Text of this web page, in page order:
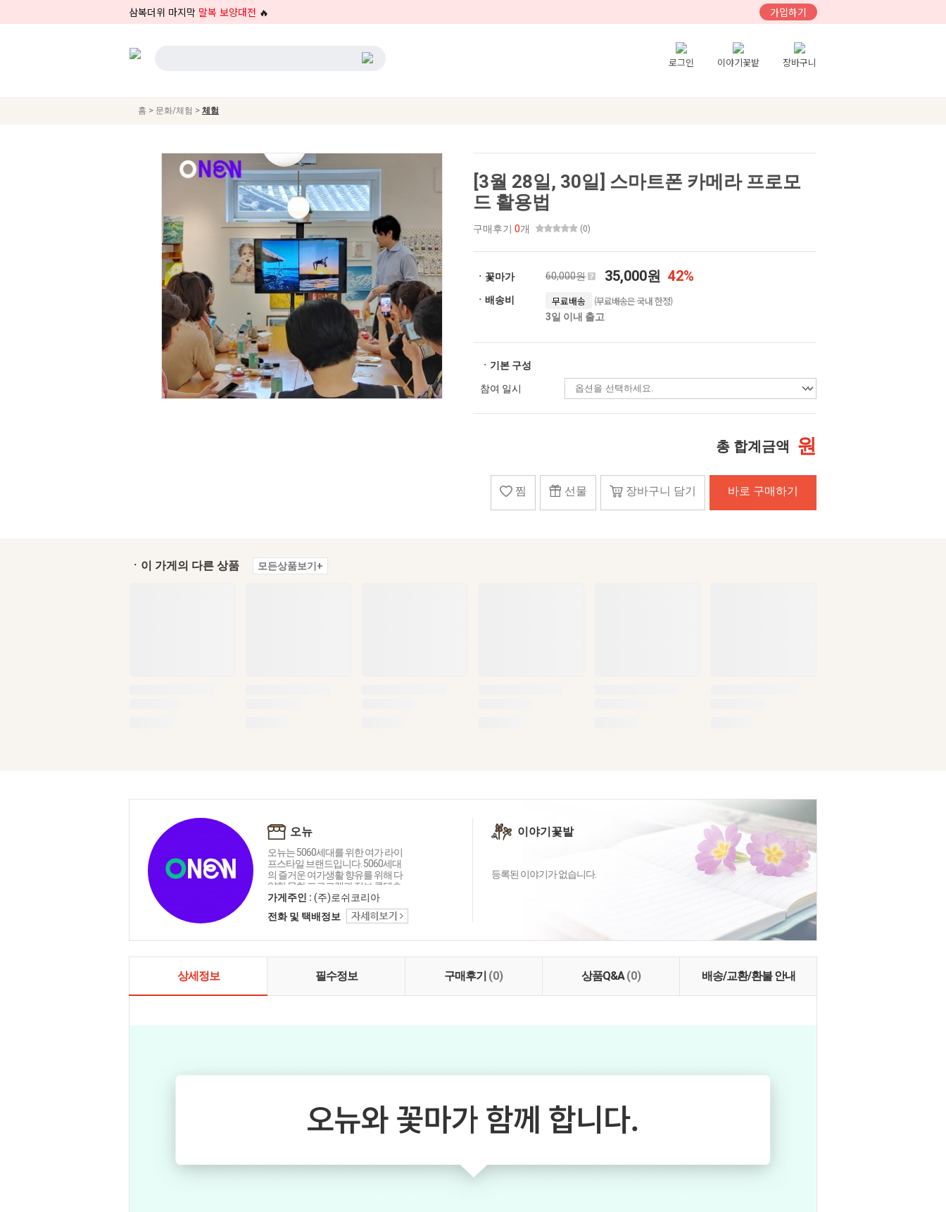
삼복더위 마지막 말복 보양대전 🔥 가입하기
로그인 이야기꽃밭 장바구니
홈 > 문화/체험 > 체험
[3월 28일, 30일] 스마트폰 카메라 프로모
드 활용법
구매후기 0개 (0)
ㆍ꽃마가 60,000원 35,000원 42%
ㆍ배송비 무료배송 (무료배송은 국내 한정)
3일 이내 출고
ㆍ기본 구성
참여 일시
총 합계금액 원
찜 선물 장바구니 담기 바로 구매하기
ㆍ이 가게의 다른 상품 모든상품보기+
오뉴
오뉴는 5060세대를 위한 여가 라이
프스타일 브랜드입니다. 5060세대
의 즐거운 여가생활 향유를 위해 다
양한 문화 프로그램과 정보 콘텐츠
제공은 물론, 커뮤니티 공간도 함께
운영하고 있습니다. 종로구 삼청, 팔
판, 북촌에 위치한 복합문화공간 '오
미식 등 다양한 카테고리의 여가 프
가게주인 : (주)로쉬코리아
전화 및 택배정보
이야기꽃밭
등록된 이야기가 없습니다.
상세정보 필수정보 구매후기 (0) 상품Q&A(0) 배송/교환/환불 안내